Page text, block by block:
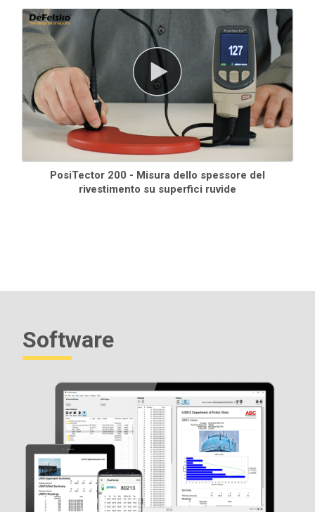
PosiTector 200 - Misura dello spessore del
rivestimento su superfici ruvide
Software